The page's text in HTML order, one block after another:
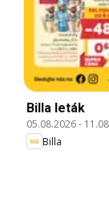
Billa leták
05.08.2026-
Billa